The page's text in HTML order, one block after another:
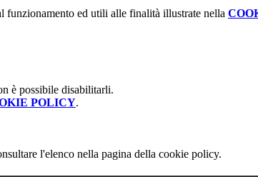
funzionamento ed utili alle finalità illustrate nella
è possibile disabilitarli.
POLICY.
l'elenco nella pagina della cookie policy.